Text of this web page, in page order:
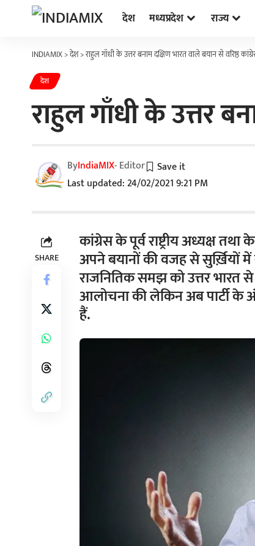
देश मध्यप्रदेश राज्य
INDIAMIX>देश>राहुल गाँधी के उत्तर बनाम दक्षिण भारत वाले बयान से वरिष्ठ
देश
राहुल गाँधी के उत्तर
Last updated: 24/02/2021 9:21 PM
ByIndiaMIX- Editor
SHARE
कांग्रेस के पूर्व राष्ट्रीय अध्यक्ष
अपने बयानों की वजह से सुर्ख़ियों
राजनितिक समझ को उत्तर भारत
आलोचना की लेकिन अब पार्टी
हैं.